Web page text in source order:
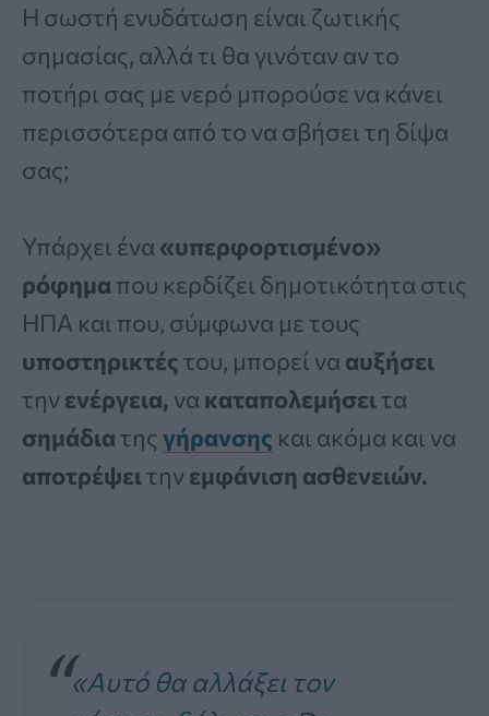
Η σωστή ενυδάτωση είναι ζωτικής
σημασίας, αλλά τι θα γινόταν αν το
ποτήρι σας με νερό μπορούσε να κάνει
περισσότερα από το να σβήσει τη δίψα
σας;
Υπάρχει ένα «υπερφορτισμένο»
ρόφημα που κερδίζει δημοτικότητα στις
ΗΠΑ και που, σύμφωνα με τους
υποστηρικτές του, μπορεί να αυξήσει
την ενέργεια, να καταπολεμήσειτα
σημάδια τηςγήρανσης και ακόμα και να
αποτρέψειτην εμφάνιση ασθενειών.
«Αυτό θα αλλάξει τον